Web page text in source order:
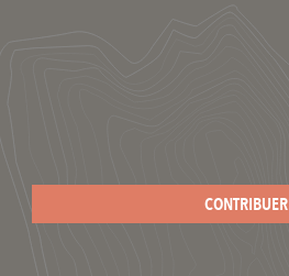
CONTRIBUER